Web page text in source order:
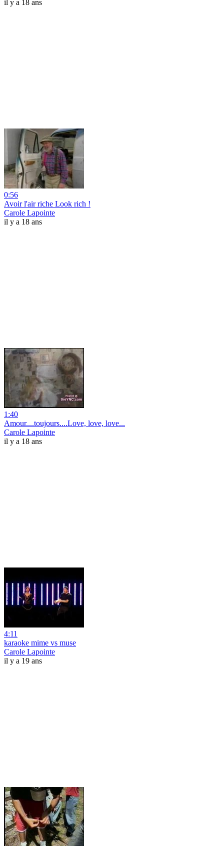
il y a 18 ans
0:56
Avoir l'air riche Look rich !
Carole Lapointe
il y a 18 ans
1:40
Amour....toujours....Love, love, love...
Carole Lapointe
il y a 18 ans
4:11
karaoke mime vs muse
Carole Lapointe
il y a 19 ans